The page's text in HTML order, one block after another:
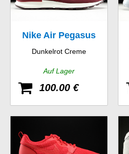
Nike Air Pegasus
New Racer
Dunkelrot Creme
Auf Lager
100.00 €